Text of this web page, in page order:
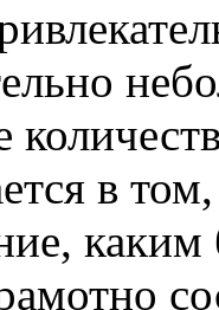
в
каким